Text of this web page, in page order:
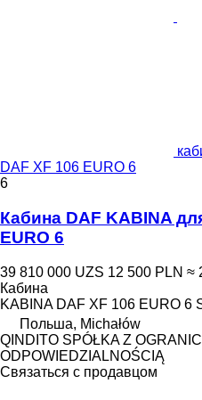
DAF XF 106 EURO 6
6
Кабина DAF KABINA
EURO 6
39 810 000 UZS 12 500 PLN ≈
Кабина
KABINA DAF XF 106 EURO 6
Польша, Michałów
QINDITO SPÓŁKA Z
ODPOWIEDZIALNOŚCIĄ
Связаться с продавцом